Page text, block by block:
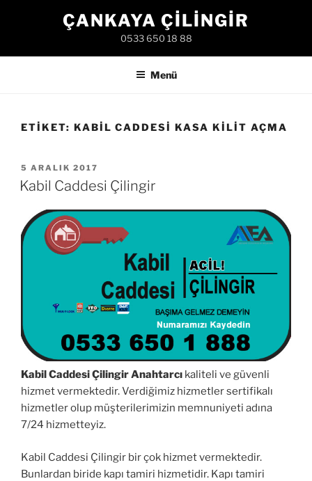
ÇANKAYA ÇILINGIR
0533 650 18 88
Menü
ETIKET: KABIL CADDESI KASA KILIT AÇMA
YAYIM
TARIHI
5 ARALIK 2017
Kabil Caddesi Çilingir
Kabil Caddesi Çilingir Anahtarcı kaliteli ve güvenli
hizmet vermektedir. Verdiğimiz hizmetler sertifikalı
hizmetler olup müşterilerimizin memnuniyeti adına
7/24 hizmetteyiz.
Kabil Caddesi Çilingir bir çok hizmet vermektedir.
Bunlardan biride kapı tamiri hizmetidir. Kapı tamiri